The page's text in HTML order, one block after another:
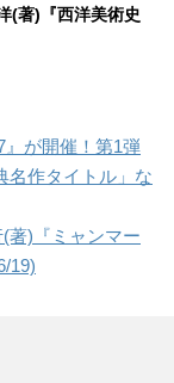
(著)『西洋美術史
』が開催！第1弾
名作タイトル」な
(著)『ミャンマー
19)